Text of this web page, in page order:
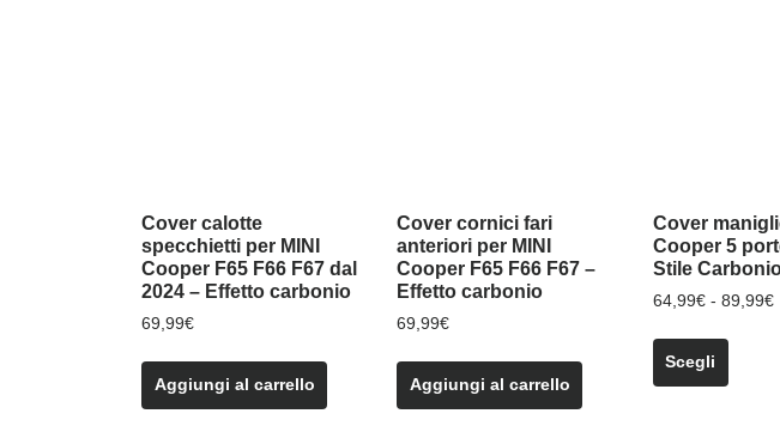
Cover calotte
specchietti per MINI
Cooper F65 F66 F67 dal
2024 – Effetto carbonio
69,99€
Aggiungi al carrello
Cover cornici fari
anteriori per MINI
Cooper F65 F66 F67 –
Effetto carbonio
69,99€
Aggiungi al carrello
Cover
Cooper 5
Stile
64,99€ - 89,99€
Scegli
Questo
ha